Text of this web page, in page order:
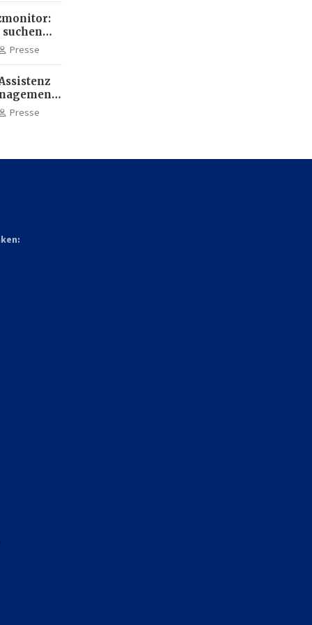
KI-
Presse
Presse